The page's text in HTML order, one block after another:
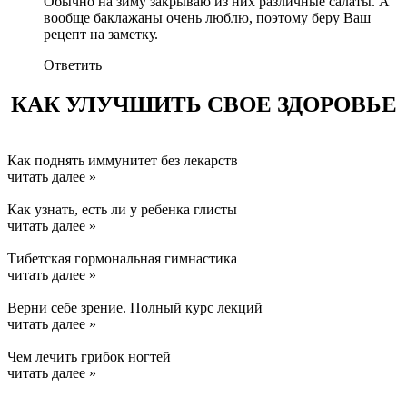
вообще баклажаны очень люблю, поэтому беру Ваш
рецепт на заметку.
Ответить
КАК УЛУЧШИТЬ СВОЕ ЗДОРОВЬЕ
Как поднять иммунитет без лекарств
читать далее »
Как узнать, есть ли у ребенка глисты
читать далее »
Тибетская гормональная гимнастика
читать далее »
Верни себе зрение. Полный курс лекций
читать далее »
Чем лечить грибок ногтей
читать далее »